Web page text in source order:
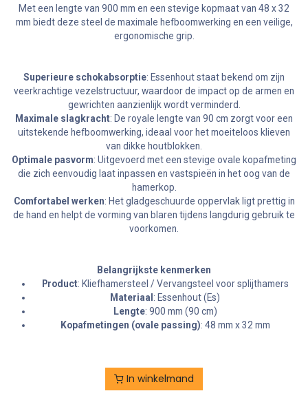
Met een lengte van 900 mm en een stevige kopmaat van 48 x 32
mm biedt deze steel de maximale hefboomwerking en een veilige,
ergonomische grip.
Superieure schokabsorptie: Essenhout staat bekend om zijn
veerkrachtige vezelstructuur, waardoor de impact op de armen en
gewrichten aanzienlijk wordt verminderd.
Maximale slagkracht: De royale lengte van 90 cm zorgt voor een
uitstekende hefboomwerking, ideaal voor het moeiteloos klieven
van dikke houtblokken.
Optimale pasvorm: Uitgevoerd met een stevige ovale kopafmeting
die zich eenvoudig laat inpassen en vastspieën in het oog van de
hamerkop.
Comfortabel werken: Het gladgeschuurde oppervlak ligt prettig in
de hand en helpt de vorming van blaren tijdens langdurig gebruik te
voorkomen.
Belangrijkste kenmerken
Product: Kliefhamersteel / Vervangsteel voor splijthamers
Materiaal : Essenhout (Es)
Lengte: 900 mm (90 cm)
Kopafmetingen (ovale passing): 48 mm x 32 mm
In winkelmand